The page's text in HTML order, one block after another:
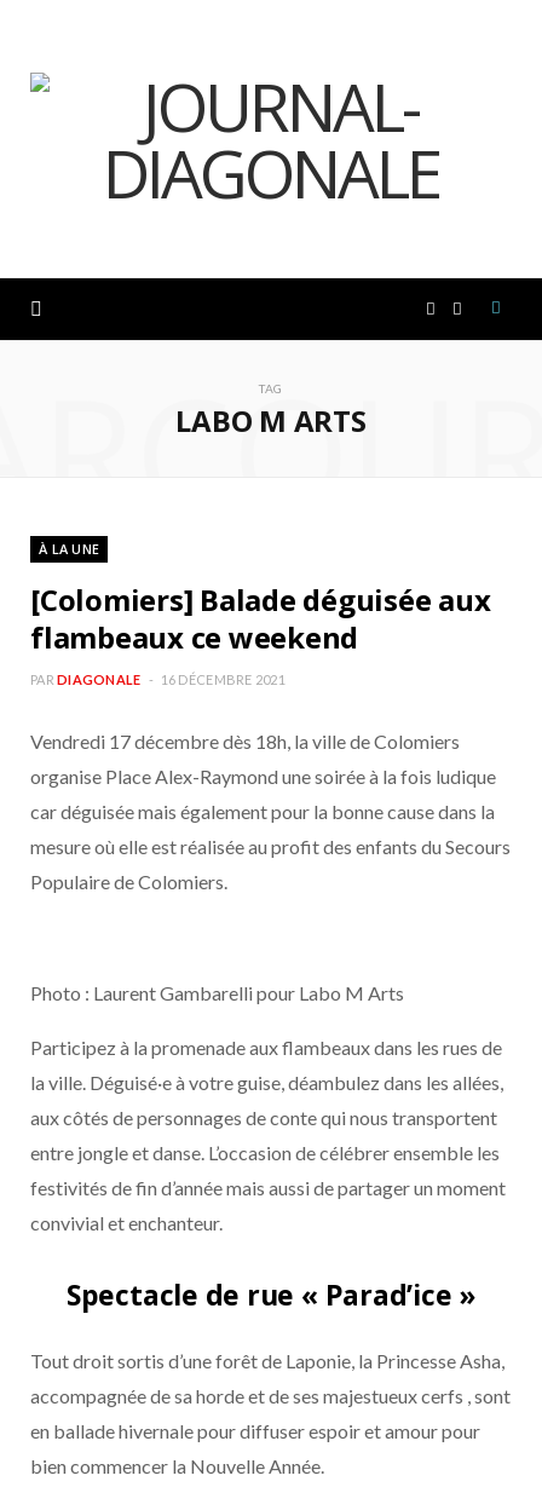
o
k
g
TAG
LABO M ARTS
À LA UNE
[Colomiers] Balade déguisée aux
flambeaux ce weekend
PAR DIAGONALE 16 DÉCEMBRE 2021
Vendredi 17 décembre dès 18h, la ville de Colomiers
organise Place Alex-Raymond une soirée à la fois ludique
car déguisée mais également pour la bonne cause dans la
mesure où elle est réalisée au profit des enfants du Secours
Populaire de Colomiers.
Photo : Laurent Gambarelli pour Labo M Arts
Participez à la promenade aux flambeaux dans les rues de
la ville. Déguisé·e à votre guise, déambulez dans les allées,
aux côtés de personnages de conte qui nous transportent
entre jongle et danse. L’occasion de célébrer ensemble les
festivités de fin d’année mais aussi de partager un moment
convivial et enchanteur.
Spectacle de rue « Parad’ice »
Tout droit sortis d’une forêt de Laponie, la Princesse Asha,
accompagnée de sa horde et de ses majestueux cerfs , sont
en ballade hivernale pour diffuser espoir et amour pour
bien commencer la Nouvelle Année.